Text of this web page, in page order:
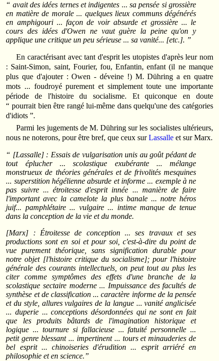
“ avait des idées ternes et indigentes ... sa pensée si grossière
en matière de morale ... quelques lieux communs dégénérés
en amphigouri ... façon de voir absurde et grossière ... le
cours des idées d'Owen ne vaut guère la peine qu'on y
applique une critique un peu sérieuse ... sa vanité... [etc.]. ”
En caractérisant avec tant d'esprit les utopistes d'après leur nom
: Saint-Simon, saint, Fourier, fou, Enfantin, enfant (il ne manque
plus que d'ajouter : Owen - déveine !) M. Dühring a en quatre
mots ... foudroyé purement et simplement toute une importante
période de l'histoire du socialisme. Et quiconque en doute
“ pourrait bien être rangé lui-même dans quelqu'une des catégories
d'idiots ”.
Parmi les jugements de M. Dühring sur les socialistes ultérieurs,
nous ne noterons, pour être bref, que ceux surLassalle et sur Marx.
“ [Lassalle] : Essais de vulgarisation unis au goût pédant de
tout éplucher ... scolastique exubérante ... mélange
monstrueux de théories générales et de frivolités mesquines
... superstition hégélienne absurde et informe ... exemple à ne
pas suivre ... étroitesse d'esprit innée ... manière de faire
l'important avec la camelote la plus banale ... notre héros
juif... pamphlétaire ... vulgaire ... intime manque de tenue
dans la conception de la vie et du monde.
[Marx] : Étroitesse de conception ... ses travaux et ses
productions sont en soi et pour soi, c'est-à-dire du point de
vue purement théorique, sans signification durable pour
notre objet [l'histoire critique du socialisme]; pour l'histoire
générale des courants intellectuels, on peut tout au plus les
citer comme symptômes des effets d'une branche de la
scolastique sectaire moderne ... Impuissance des facultés de
synthèse et de classification ... caractère informe de la pensée
et du style, allures vulgaires de la langue ... vanité anglicisée
... duperie ... conceptions désordonnées qui ne sont en fait
que les produits bâtards de l'imagination historique et
logique ... tournure si fallacieuse ... fatuité personnelle ...
petit genre blessant ... impertinent ... tours et minauderies de
bel esprit ... chinoiseries d'érudition ... esprit arriéré en
philosophie et en science.”